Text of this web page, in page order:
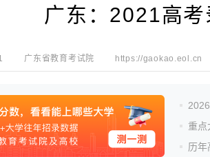
广东：2021高
广东省教育考试院 https://gaokao.eol.cn
重点
历年